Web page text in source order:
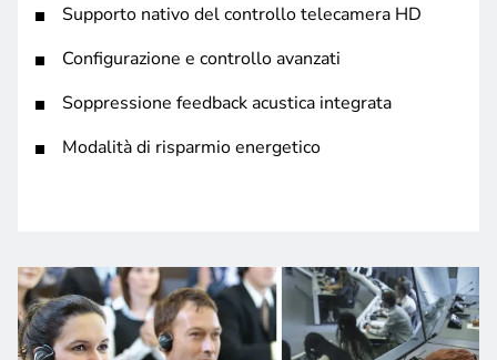
Supporto nativo del controllo telecamera HD
Configurazione e controllo avanzati
Soppressione feedback acustica integrata
Modalità di risparmio energetico